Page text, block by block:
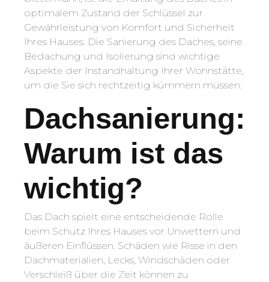
optimalem Zustand der Schlüssel zur
Gewährleistung von Komfort und Sicherheit
Ihres Hauses. Die Sanierung des Daches, seine
Bedachung und Isolierung sind wichtige
Aspekte der Instandhaltung Ihrer Wohnstätte,
um die Sie sich rechtzeitig kümmern müssen.
Dachsanierung:
Warum ist das
wichtig?
Das Dach spielt eine entscheidende Rolle
beim Schutz Ihres Hauses vor Unwettern und
äußeren Einflüssen. Schäden wie Risse in den
Dachmaterialien, Lecks, Windschäden oder
Verschleiß über die Zeit können zu